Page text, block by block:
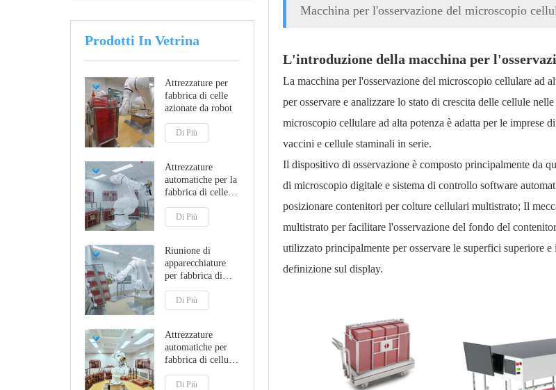
Prodotti In Vetrina
Attrezzature per
fabbrica di celle
azionate da robot
Di Più
Attrezzature
automatiche per la
fabbrica di celle
Di Più
Riunione di
apparecchiature
per fabbrica di
celle automatiche
GMP A
Di Più
Attrezzature
automatiche per
fabbrica di cellule
Di Più
Macchina per l'osservazione del microscopio
L'introduzione della macchina per
La macchina per l'osservazione del microscopio cellulare ad
per osservare e analizzare lo stato di crescita delle cellule
microscopio cellulare ad alta potenza è adatta per le imprese
vaccini e cellule staminali in serie.
Il dispositivo di osservazione è composto principalmente da
di microscopio digitale e sistema di controllo software
posizionare contenitori per colture cellulari multistrato; Il
multistrato per facilitare l'osservazione del fondo del
utilizzato principalmente per osservare le superfici superiore
definizione sul display.